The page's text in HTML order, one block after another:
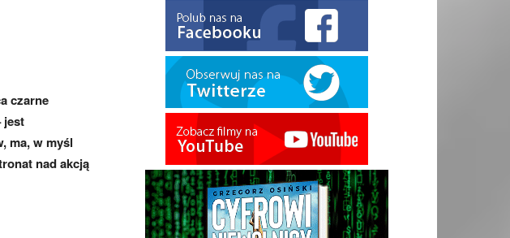
czarne
jest
ma, w myśl
nad akcją